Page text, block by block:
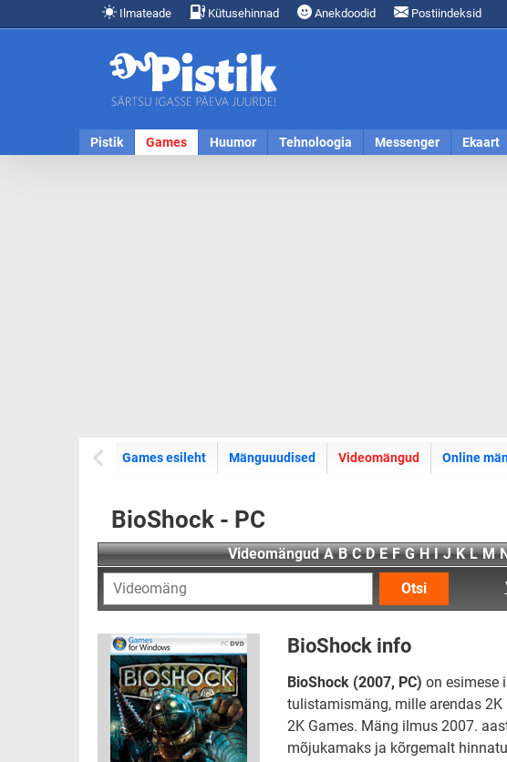
Ilmateade Kütusehinnad Anekdoodid Postiindeksid
Pistik Games Huumor Tehnoloogia Messenger Ekaart
Games esileht Mänguuudised Videomängud Online
BioShock - PC
Videomängud A B C D E F G H I J K L M
Otsi
BioShock info
BioShock (2007, PC) on esimese
tulistamismäng, mille arendas
2K Games. Mäng ilmus 2007.
mõjukamaks ja kõrgemalt